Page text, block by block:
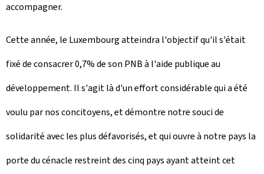
accompagner.
Cette année, le Luxembourg atteindra l'objectif qu'il s'était
fixé de consacrer 0,7% de son PNB à l'aide publique au
développement. Il s'agit là d'un effort considérable qui a été
voulu par nos concitoyens, et démontre notre souci de
solidarité avec les plus défavorisés, et qui ouvre à notre pays la
porte du cénacle restreint des cinq pays ayant atteint cet